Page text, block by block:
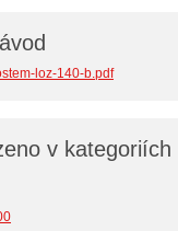
loz-140-b.pdf
v kategoriích